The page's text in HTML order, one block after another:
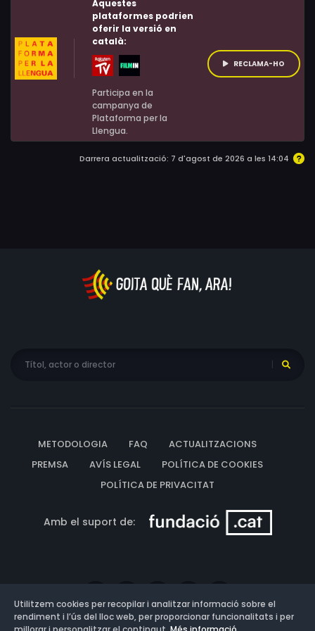
Aquestes
plataformes podrien
oferir la versió en
català:
Participa en la
campanya de
Plataforma per la
Llengua.
RECLAMA-HO
Darrera actualització: 7 d'agost de 2026 a les 14:04
METODOLOGIA FAQ
ACTUALITZACIONS
PREMSA
AVÍS LEGAL
POLÍTICA DE COOKIES
POLÍTICA DE PRIVACITAT
Amb el suport de:
Utilitzem cookies per recopilar i analitzar informació sobre el
rendiment i l’ús del lloc web, per proporcionar funcionalitats i per